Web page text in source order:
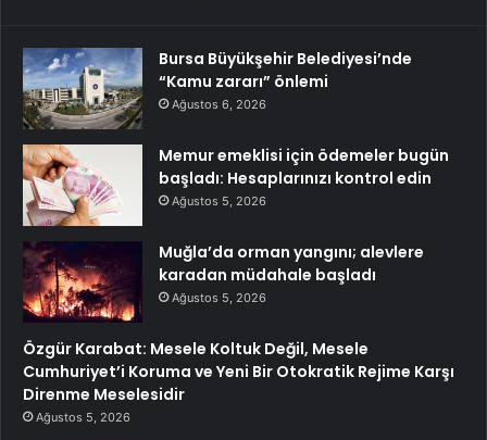
Bursa Büyükşehir Belediyesi’nde
“Kamu zararı” önlemi
Ağustos 6, 2026
Memur emeklisi için ödemeler bugün
başladı: Hesaplarınızı kontrol edin
Ağustos 5, 2026
Muğla’da orman yangını; alevlere
karadan müdahale başladı
Ağustos 5, 2026
Özgür Karabat: Mesele Koltuk Değil, Mesele
Cumhuriyet’i Koruma ve Yeni Bir Otokratik Rejime Karşı
Direnme Meselesidir
Ağustos 5, 2026